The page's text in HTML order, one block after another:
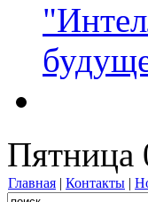
Пятница
Главная | Контакты |